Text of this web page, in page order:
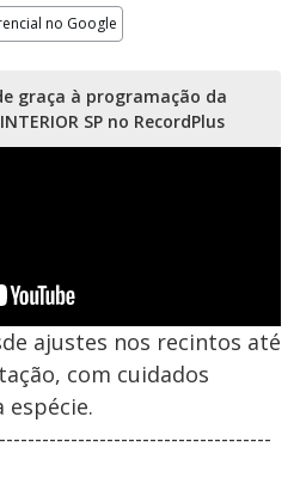
no Google
graça à programação da
INTERIOR SP no RecordPlus
ajustes nos recintos até
com cuidados
espécie.